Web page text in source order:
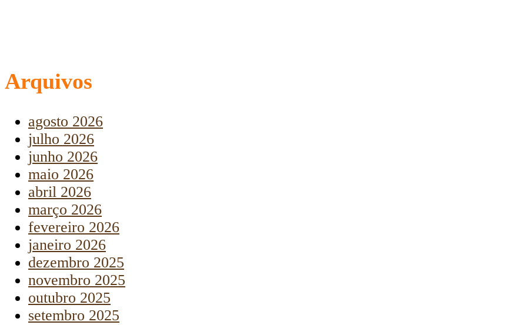
Arquivos
agosto 2026
julho 2026
junho 2026
maio 2026
abril 2026
março 2026
fevereiro 2026
janeiro 2026
dezembro 2025
novembro 2025
outubro 2025
setembro 2025